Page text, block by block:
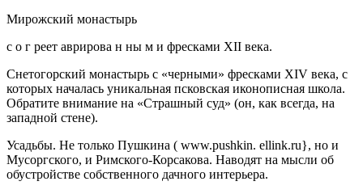
Мирожский монастырь
с о г реет аврирова н ны м и фресками XII века.
Снетогорский монастырь с «черными» фресками XIV века, с
которых началась уникальная псковская иконописная школа.
Обратите внимание на «Страшный суд» (он, как всегда, на
западной стене).
Усадьбы. Не только Пушкина ( www.pushkin. ellink.ru}, но и
Мусоргского, и Римского-Корсакова. Наводят на мысли об
обустройстве собственного дачного интерьера.